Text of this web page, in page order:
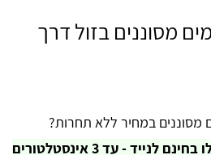
מסוננים בזול דרך
מסוננים במחיר ללא תחרות?
וקבלו בחינם לנייד - עד 3 אינסטלטורים